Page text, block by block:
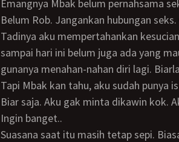
Emangnya Mbak belum pernahsama
Belum Rob. Jangankan hubungan seks. Ciuman aja belum pernah. Sumpah deh.
Tadinya aku mempertahankan
sampai hari ini belum juga ada yang
gunanya menahan-nahan diri lagi.
Tapi Mbak kan tahu, aku sudah punya
Biar saja. Aku gak minta dikawin kok. Aku hanya ingin merasakan hubungan seks aja.
Ingin banget..
Suasana saat itu masih tetap sepi. Biasanya jam 12 mulai banyak pengunjung yang